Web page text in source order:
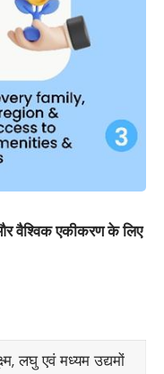
वैश्विक एकीकरण के लिए
लघु एवं मध्यम उद्यमों